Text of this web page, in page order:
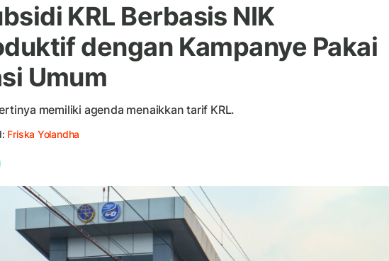
KRL Berbasis NIK
dengan Kampanye Pakai
Umum
memiliki agenda menaikkan tarif KRL.
Friska Yolandha